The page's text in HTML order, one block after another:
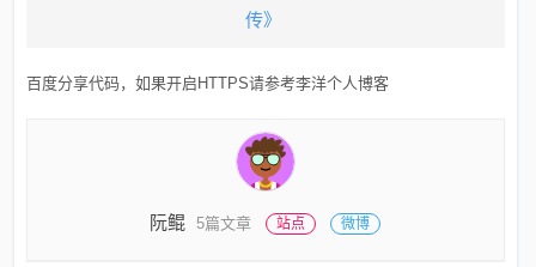
传》
百度分享代码，如果开启HTTPS请参考李洋个人博客
阮鲲 5篇文章 站点 微博